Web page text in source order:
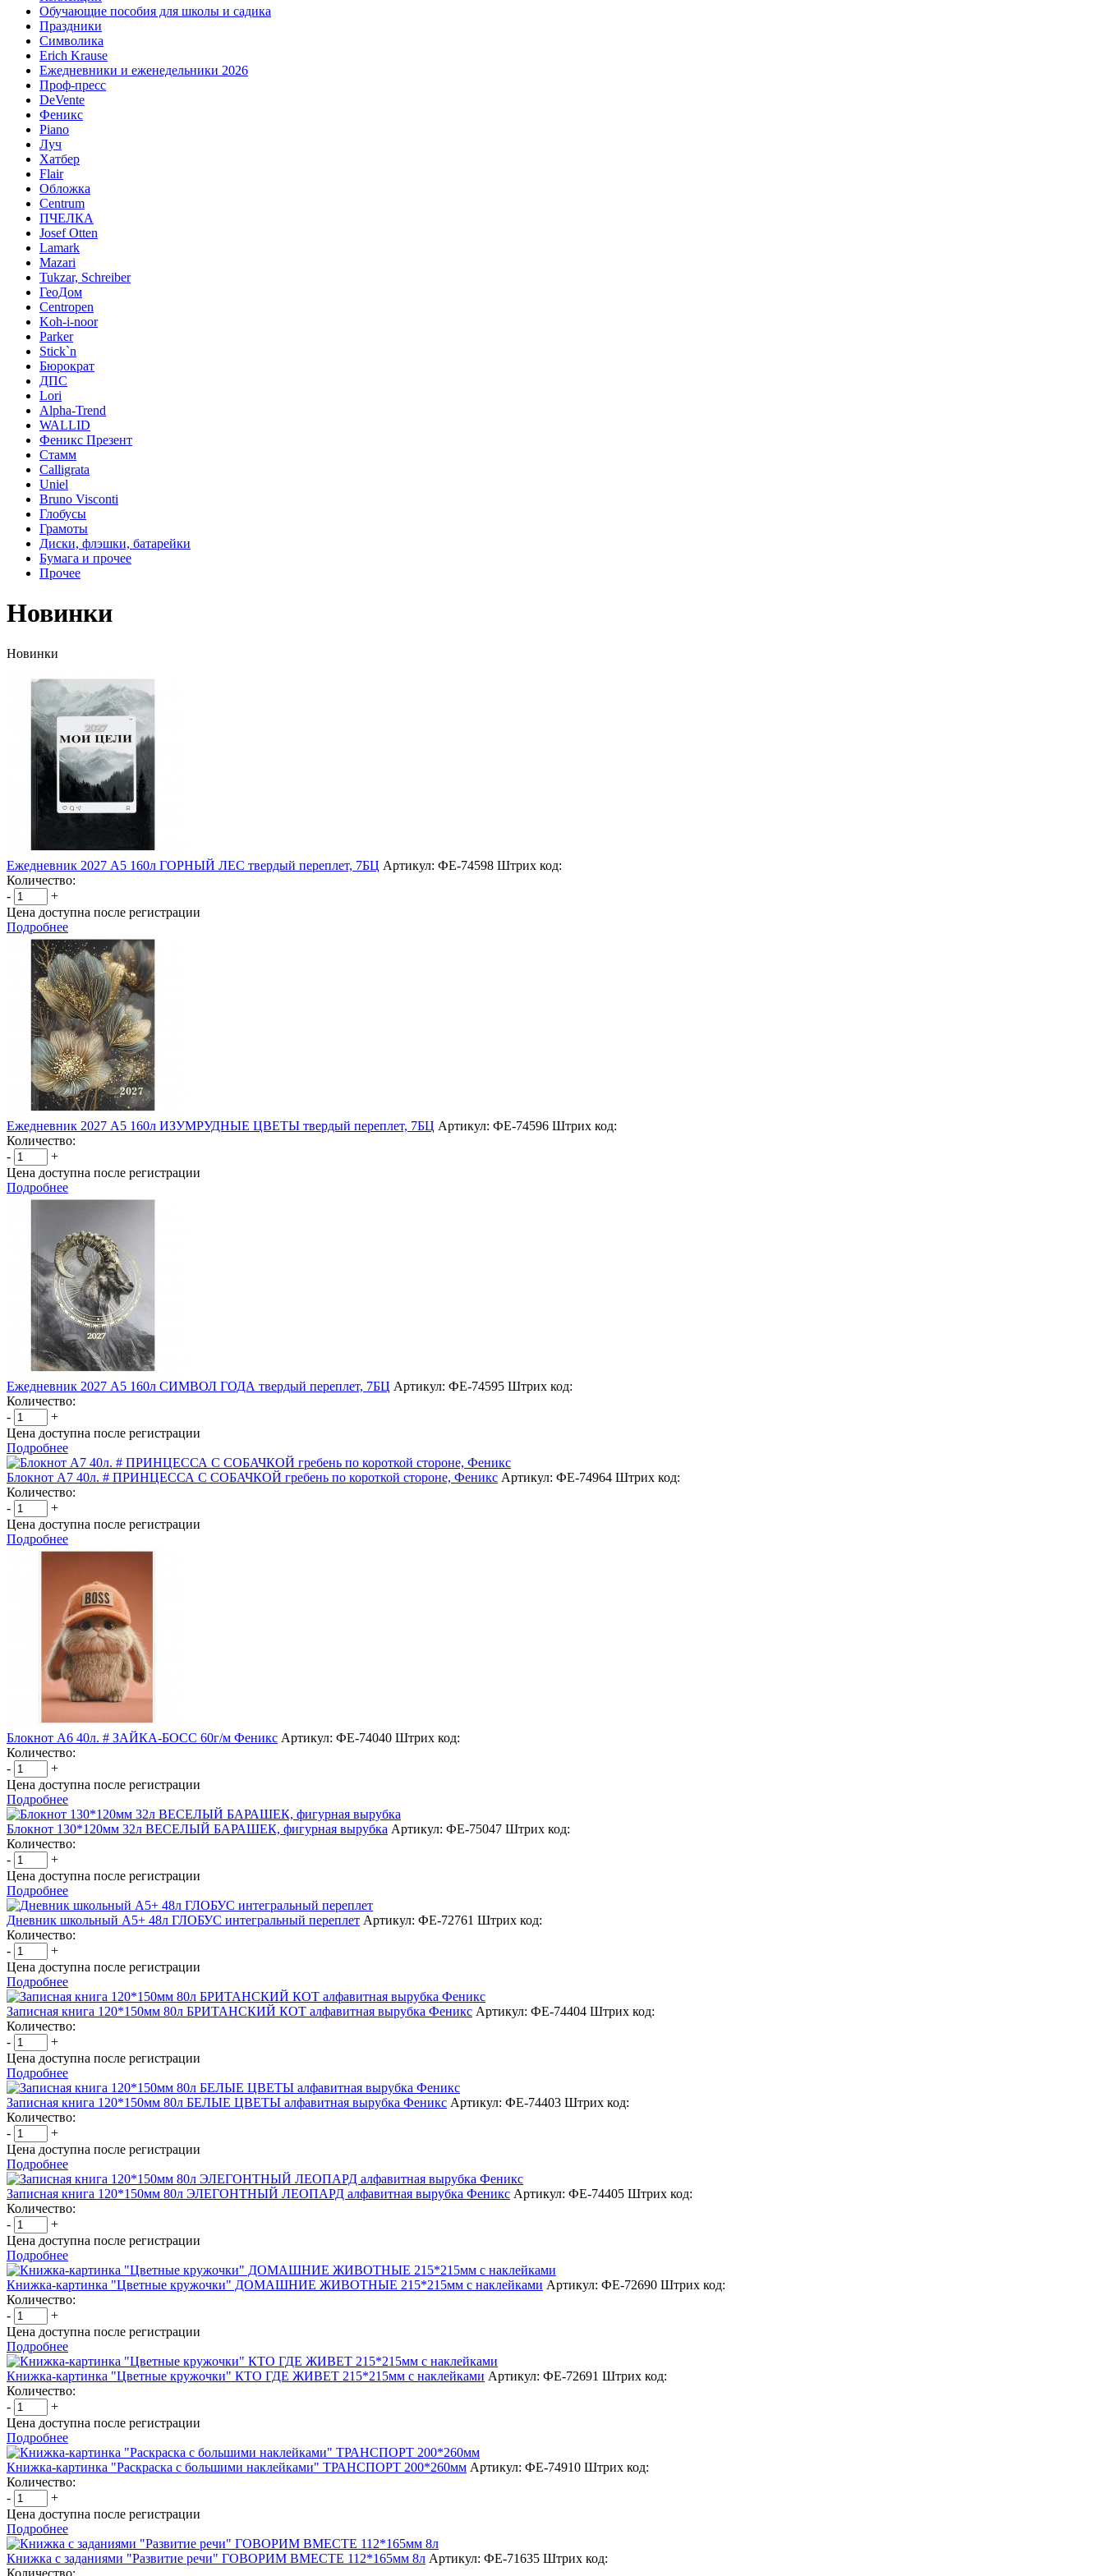
Обучающие пособия для школы и садика
Праздники
Символика
Erich Krause
Ежедневники и еженедельники 2026
Проф-пресс
DeVente
Феникс
Piano
Луч
Хатбер
Flair
Обложка
Centrum
ПЧЕЛКА
Josef Otten
Lamark
Mazari
Tukzar, Schreiber
ГеоДом
Centropen
Koh-i-noor
Parker
Stick`n
Бюрократ
ДПС
Lori
Alpha-Trend
WALLID
Феникс Презент
Стамм
Calligrata
Uniel
Bruno Visconti
Глобусы
Грамоты
Диски, флэшки, батарейки
Бумага и прочее
Прочее
Новинки
Новинки
Ежедневник 2027 А5 160л ГОРНЫЙ ЛЕС твердый переплет, 7БЦ Артикул: ФЕ-74598 Штрих код:
Количество:
-
+
Цена доступна после регистрации
Подробнее
Ежедневник 2027 А5 160л ИЗУМРУДНЫЕ ЦВЕТЫ твердый переплет, 7БЦ Артикул: ФЕ-74596 Штрих код:
Количество:
-
+
Цена доступна после регистрации
Подробнее
Ежедневник 2027 А5 160л СИМВОЛ ГОДА твердый переплет, 7БЦ Артикул: ФЕ-74595 Штрих код:
Количество:
-
+
Цена доступна после регистрации
Подробнее
Блокнот А7 40л. # ПРИНЦЕССА С СОБАЧКОЙ гребень по короткой стороне, Феникс Артикул: ФЕ-74964 Штрих код:
Количество:
-
+
Цена доступна после регистрации
Подробнее
Блокнот А6 40л. # ЗАЙКА-БОСС 60г/м Феникс Артикул: ФЕ-74040 Штрих код:
Количество:
-
+
Цена доступна после регистрации
Подробнее
Блокнот 130*120мм 32л ВЕСЕЛЫЙ БАРАШЕК, фигурная вырубка Артикул: ФЕ-75047 Штрих код:
Количество:
-
+
Цена доступна после регистрации
Подробнее
Дневник школьный А5+ 48л ГЛОБУС интегральный переплет Артикул: ФЕ-72761 Штрих код:
Количество:
-
+
Цена доступна после регистрации
Подробнее
Записная книга 120*150мм 80л БРИТАНСКИЙ КОТ алфавитная вырубка Феникс Артикул: ФЕ-74404 Штрих код:
Количество:
-
+
Цена доступна после регистрации
Подробнее
Записная книга 120*150мм 80л БЕЛЫЕ ЦВЕТЫ алфавитная вырубка Феникс Артикул: ФЕ-74403 Штрих код:
Количество:
-
+
Цена доступна после регистрации
Подробнее
Записная книга 120*150мм 80л ЭЛЕГОНТНЫЙ ЛЕОПАРД алфавитная вырубка Феникс Артикул: ФЕ-74405 Штрих код:
Количество:
-
+
Цена доступна после регистрации
Подробнее
Книжка-картинка "Цветные кружочки" ДОМАШНИЕ ЖИВОТНЫЕ 215*215мм с наклейками Артикул: ФЕ-72690 Штрих код:
Количество:
-
+
Цена доступна после регистрации
Подробнее
Книжка-картинка "Цветные кружочки" КТО ГДЕ ЖИВЕТ 215*215мм с наклейками Артикул: ФЕ-72691 Штрих код:
Количество:
-
+
Цена доступна после регистрации
Подробнее
Книжка-картинка "Раскраска с большими наклейками" ТРАНСПОРТ 200*260мм Артикул: ФЕ-74910 Штрих код:
Количество:
-
+
Цена доступна после регистрации
Подробнее
Книжка с заданиями "Развитие речи" ГОВОРИМ ВМЕСТЕ 112*165мм 8л Артикул: ФЕ-71635 Штрих код:
Количество: